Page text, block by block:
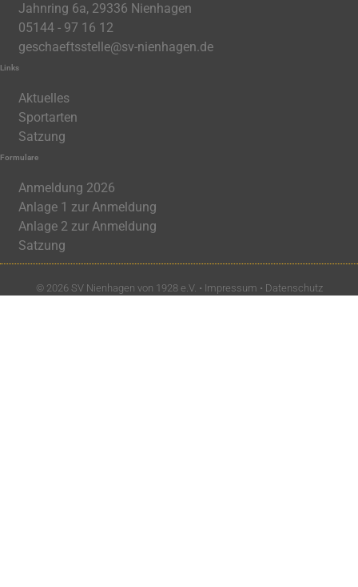
Jahnring 6a, 29336 Nienhagen
05144 - 97 16 12
geschaeftsstelle@sv-nienhagen.de
Links
Aktuelles
Sportarten
Satzung
Formulare
Anmeldung 2026
Anlage 1 zur Anmeldung
Anlage 2 zur Anmeldung
Satzung
© 2026 SV Nienhagen von 1928 e.V. • Impressum • Datenschutz